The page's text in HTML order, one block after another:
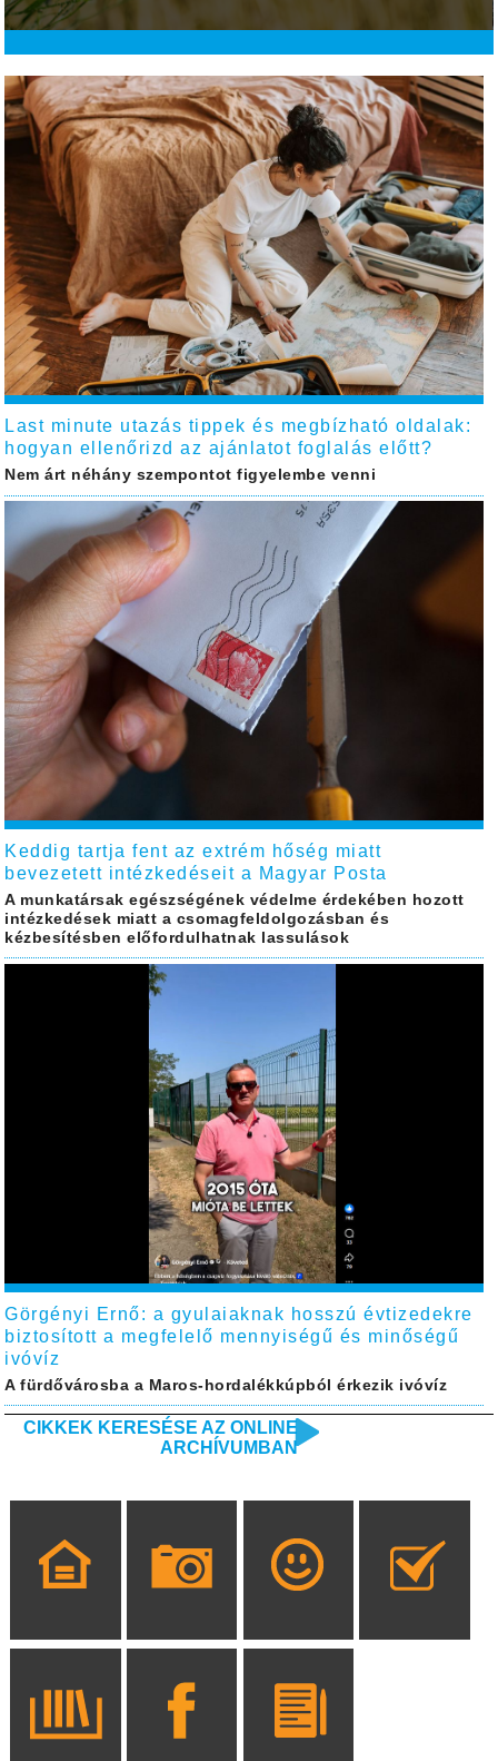
Last minute utazás tippek és megbízható oldalak:
hogyan ellenőrizd az ajánlatot foglalás előtt?
Nem árt néhány szempontot figyelembe venni
Keddig tartja fent az extrém hőség miatt
bevezetett intézkedéseit a Magyar Posta
A munkatársak egészségének védelme érdekében hozott
intézkedések miatt a csomagfeldolgozásban és
kézbesítésben előfordulhatnak lassulások
Görgényi Ernő: a gyulaiaknak hosszú évtizedekre
biztosított a megfelelő mennyiségű és minőségű
ivóvíz
A fürdővárosba a Maros-hordalékkúpból érkezik ivóvíz
CIKKEK KERESÉSE AZ ONLINE
ARCHÍVUMBAN